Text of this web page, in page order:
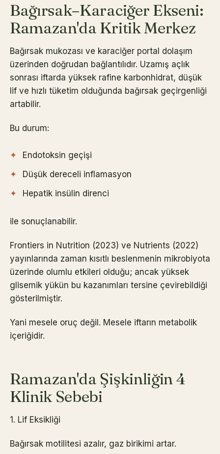
Bağırsak–Karaciğer Ekseni:
Ramazan'da Kritik Merkez
Bağırsak mukozası ve karaciğer portal dolaşım
üzerinden doğrudan bağlantılıdır. Uzamış açlık
sonrası iftarda yüksek rafine karbonhidrat, düşük
lif ve hızlı tüketim olduğunda bağırsak geçirgenliği
artabilir.
Bu durum:
Endotoksin geçişi
Düşük dereceli inflamasyon
Hepatik insülin direnci
ile sonuçlanabilir.
Frontiers in Nutrition (2023) ve Nutrients (2022)
yayınlarında zaman kısıtlı beslenmenin mikrobiyota
üzerinde olumlu etkileri olduğu; ancak yüksek
glisemik yükün bu kazanımları tersine çevirebildiği
gösterilmiştir.
Yani mesele oruç değil. Mesele iftarın metabolik
içeriğidir.
Ramazan'da Şişkinliğin 4
Klinik Sebebi
1. Lif Eksikliği
Bağırsak motilitesi azalır, gaz birikimi artar.